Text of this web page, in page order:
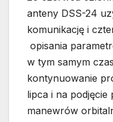
anteny DSS-24
komunikację i
opisania
w tym samym
kontynuowanie
lipca i na
manewrów